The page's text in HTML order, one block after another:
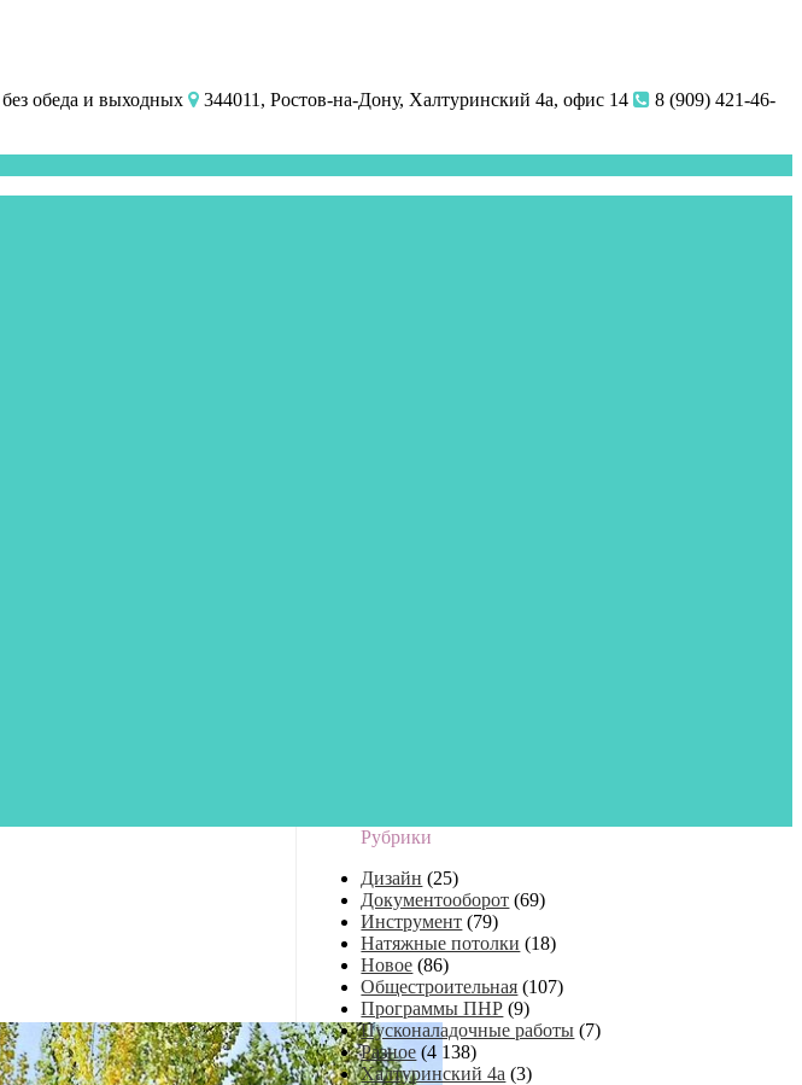
обеда и выходных 344011, Ростов-на-Дону, Халтуринский 4а, офис 14
8 (909) 421-46-
Рубрики
Дизайн (25)
Документооборот (69)
Инструмент (79)
Натяжные потолки (18)
Новое (86)
Общестроительная (107)
Программы ПНР (9)
Пусконаладочные работы (7)
Разное (4 138)
Халтуринский 4а (3)